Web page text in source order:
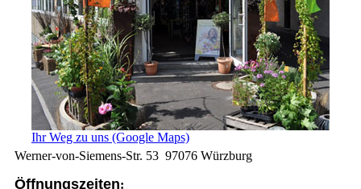
Ihr Weg zu uns (Google Maps)
Werner-von-Siemens-Str. 53 97076 Würzburg
Öffnungszeiten: